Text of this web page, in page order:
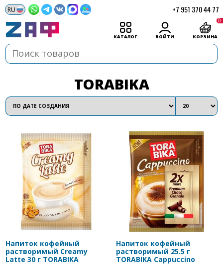
+7 951 370 44 77
КАТАЛОГ ВОЙТИ КОРЗИНА
0
TORABIKA
Напиток кофейный
растворимый Creamy
Latte 30 г TORABIKA
Напиток кофейный
растворимый 25.5 г
TORABIKA Cappuccino